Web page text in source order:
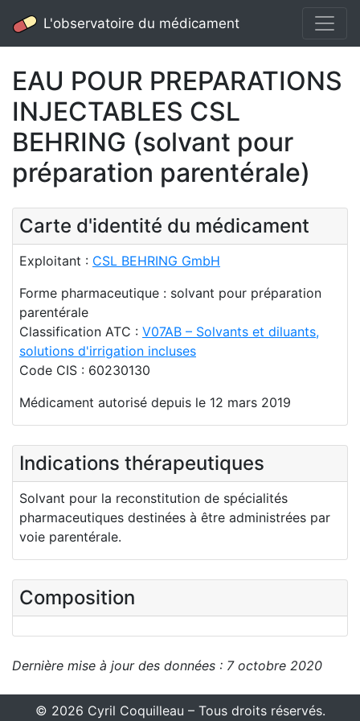
L'observatoire du médicament
EAU POUR PREPARATIONS
INJECTABLES CSL
BEHRING (solvant pour
préparation parentérale)
Carte d'identité du médicament
Exploitant : CSL BEHRING GmbH
Forme pharmaceutique : solvant pour préparation
parentérale
Classification ATC : V07AB – Solvants et diluants,
solutions d'irrigation incluses
Code CIS : 60230130
Médicament autorisé depuis le 12 mars 2019
Indications thérapeutiques
Solvant pour la reconstitution de spécialités
pharmaceutiques destinées à être administrées par
voie parentérale.
Composition
Dernière mise à jour des données : 7 octobre 2020
© 2026 Cyril Coquilleau – Tous droits réservés.